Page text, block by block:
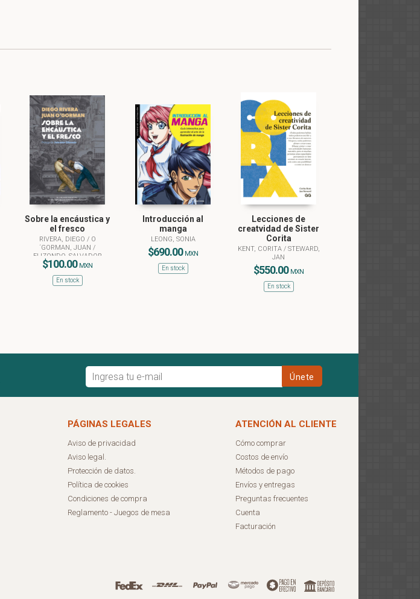
Sobre la encáustica y
el fresco
RIVERA, DIEGO / O
´GORMAN, JUAN /
ELIZONDO, SALVADOR
(PRÓL.)
$100.00 MXN
En stock
Introducción al
manga
LEONG, SONIA
$690.00 MXN
En stock
Lecciones de
creatvidad de Sister
Corita
KENT, CORITA / STEWARD,
JAN
$550.00 MXN
En stock
PÁGINAS LEGALES
Aviso de privacidad
Aviso legal.
Protección de datos.
Política de cookies
Condiciones de compra
Reglamento - Juegos de mesa
ATENCIÓN AL CLIENTE
Cómo comprar
Costos de envío
Métodos de pago
Envíos y entregas
Preguntas frecuentes
Cuenta
Facturación